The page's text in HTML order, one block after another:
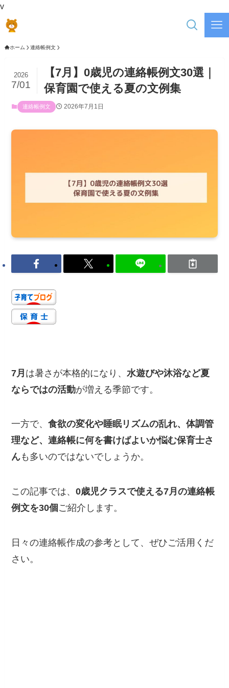
v
ホーム 連絡帳例文
【7月】0歳児の連絡帳例文30選｜
保育園で使える夏の文例集
2026
7/01
連絡帳例文 2026年7月1日
7月 は暑さが本格的になり、 水遊びや沐浴など夏
ならではの活動が増える季節です。
一方で、食欲の変化や睡眠リズムの乱れ、体調管
理など、連絡帳に何を書けばよいか悩む保育士さ
んも多いのではないでしょうか。
この記事では、0歳児クラスで使える7月の連絡帳
例文を30個 ご紹介します。
日々の連絡帳作成の参考として、ぜひご活用くだ
さい。